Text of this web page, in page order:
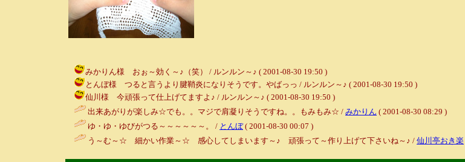
みかりん様 おぉ～効く～♪（笑） / ルンルン～♪ ( 2001-08-30 19:50 )
とんぼ様 つると言うより腱鞘炎になりそうです。やばっっ / ルンルン～♪ ( 2001-08-30 19:50 )
仙川様 今頑張って仕上げてますよ♪ / ルンルン～♪ ( 2001-08-30 19:50 )
出来あがりが楽しみ☆でも。。マジで肩凝りそうですね。。もみもみ☆ / みかりん ( 2001-08-30 08:29 )
ゆ・ゆ・ゆびがつる～～～～～～。 / とんぼ( 2001-08-30 00:07 )
う～む～☆ 細かい作業～☆ 感心してしまいます～♪ 頑張って～作り上げて下さいね～♪ / 仙川亭おき楽